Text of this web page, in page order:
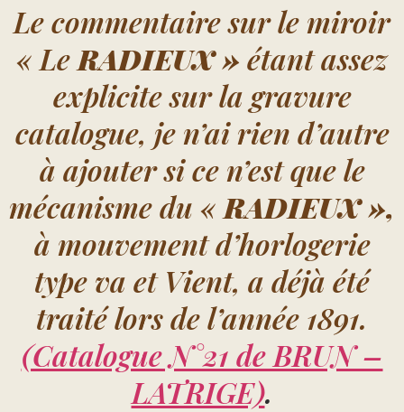
Le commentaire sur le miroir
« Le RADIEUX » étant assez
explicite sur la gravure
catalogue, je n’ai rien d’autre
à ajouter si ce n’est que le
mécanisme du « RADIEUX »,
à mouvement d’horlogerie
type va et Vient, a déjà été
traité lors de l’année 1891.
(Catalogue N°21 de BRUN –
LATRIGE).